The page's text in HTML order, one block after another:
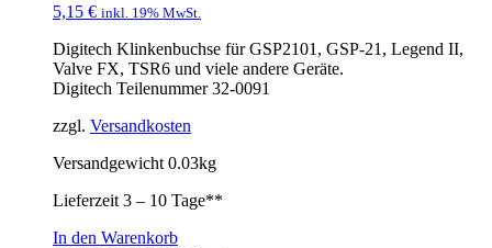
5,15 € inkl. 19% MwSt.
Digitech Klinkenbuchse für GSP2101, GSP-21, Legend II,
Valve FX, TSR6 und viele andere Geräte.
Digitech Teilenummer 32-0091
zzgl. Versandkosten
Versandgewicht 0.03kg
Lieferzeit 3 – 10 Tage**
In den Warenkorb